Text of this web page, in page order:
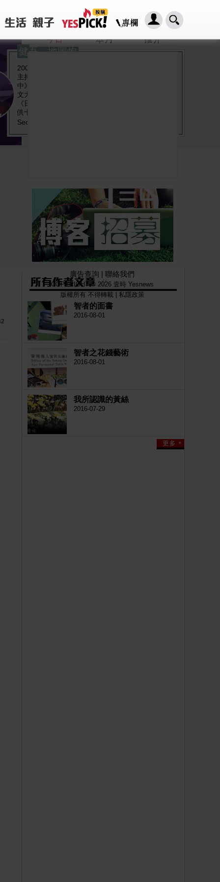
健吾 - 地圖炮
2007年加入商業電台時事評論節目《光明頂》出任
主持，現時在商業電台881主持皇牌節目《人民大道
中》，以及903的《903國民教育》。2008年起於中
文大學日本研究學系擔任講師，2016年1月起，成為
《日本集合Japhub.com》的「餐廳經理」，每日提
供十篇關於日本的精選好文章。著有《HK Sex
Secrets》、《來身要做日本人》、《新‧日本人論２
智者的面書
2016-08-01
智者之花錢藝術
2016-08-01
我所認識的黃絲
2016-07-29
廣告查詢 | 聯絡我們
COPYRIGHT © 2026 壹時 Yesnews
版權所有 不得轉載 | 私隱政策